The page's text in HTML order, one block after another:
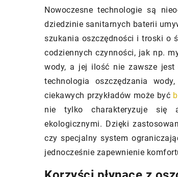
Nowoczesne technologie są
dziedzinie sanitarnych baterii
szukania oszczędności i troski o
codziennych czynności, jak np.
wody, a jej ilość nie zawsze jest
technologia oszczędzania
ciekawych przykładów może być
nie tylko charakteryzuje się
ekologicznymi. Dzięki
czy specjalny system
jednocześnie zapewnienie
domu. Odkryj kluczowe
wyboru i zaplanuj idealne
się,